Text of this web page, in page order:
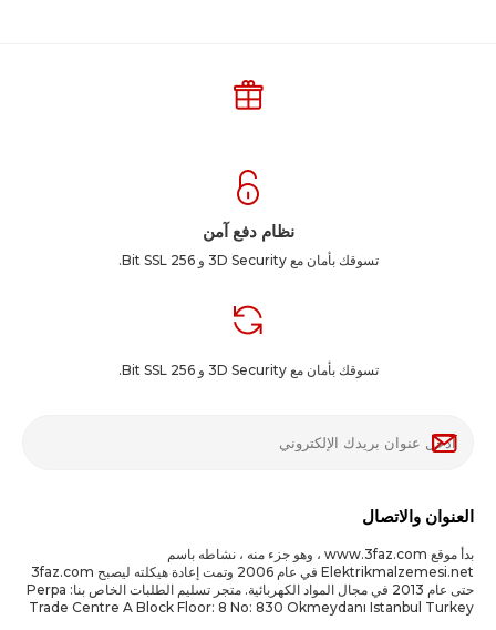
نظام دفع آمن
تسوقك بأمان مع 3D Security و 256 Bit SSL.
تسوقك بأمان مع 3D Security و 256 Bit SSL.
العنوان والاتصال
بدأ موقع www.3faz.com ، وهو جزء منه ، نشاطه باسم
Elektrikmalzemesi.net في عام 2006 وتمت إعادة هيكلته ليصبح 3faz.com
حتى عام 2013 في مجال المواد الكهربائية. متجر تسليم الطلبات الخاص بنا: Perpa
Trade Centre A Block Floor: 8 No: 830 Okmeydanı Istanbul Turkey